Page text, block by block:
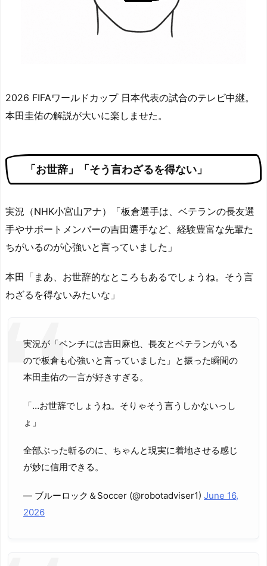
2026 FIFAワールドカップ 日本代表の試合のテレビ中継。
本田圭佑の解説が大いに楽しませた。
「お世辞」「そう言わざるを得ない」
実況（NHK小宮山アナ）「板倉選手は、ベテランの長友選
手やサポートメンバーの吉田選手など、経験豊富な先輩た
ちがいるのが心強いと言っていました」
本田「まあ、お世辞的なところもあるでしょうね。そう言
わざるを得ないみたいな」
実況が「ベンチには吉田麻也、長友とベテランがいる
ので板倉も心強いと言っていました」と振った瞬間の
本田圭佑の一言が好きすぎる。
「…お世辞でしょうね。そりゃそう言うしかないっし
ょ」
全部ぶった斬るのに、ちゃんと現実に着地させる感じ
が妙に信用できる。
— ブルーロック＆Soccer (@robotadviser1) June 16,
2026